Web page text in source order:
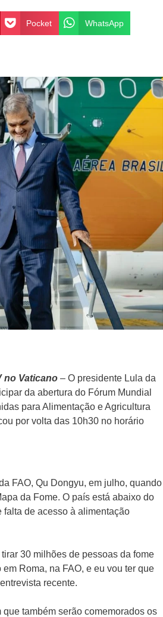
Pocket WhatsApp
no Vaticano – O presidente Lula da
da abertura do Fórum Mundial
para Alimentação e Agricultura
por volta das 10h30 no horário
FAO, Qu Dongyu, em julho, quando
da Fome. O país está abaixo do
falta de acesso à alimentação
30 milhões de pessoas da fome
Roma, na FAO, e eu vou ter que
recente.
também serão comemorados os